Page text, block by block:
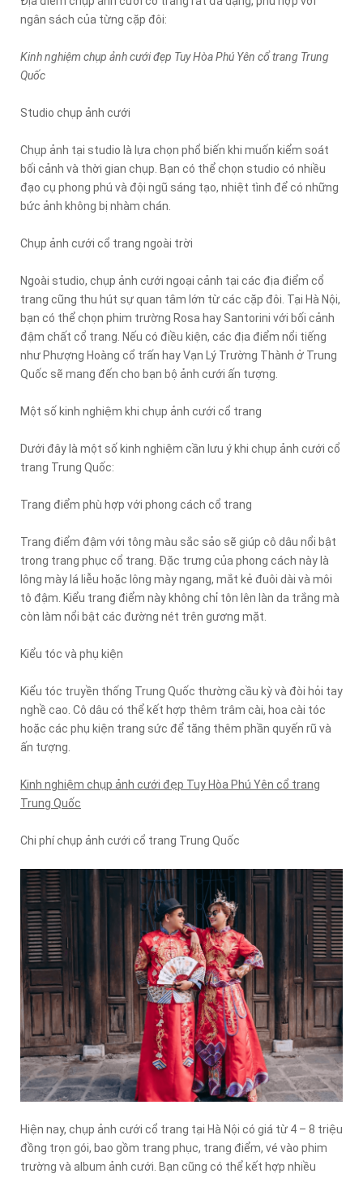
ngân sách của từng cặp đôi:
Kinh nghiệm chụp ảnh cưới đẹp Tuy Hòa Phú Yên cổ trang Trung
Quốc
Studio chụp ảnh cưới
Chụp ảnh tại studio là lựa chọn phổ biến khi muốn kiểm soát
bối cảnh và thời gian chụp. Bạn có thể chọn studio có nhiều
đạo cụ phong phú và đội ngũ sáng tạo, nhiệt tình để có những
bức ảnh không bị nhàm chán.
Chụp ảnh cưới cổ trang ngoài trời
Ngoài studio, chụp ảnh cưới ngoại cảnh tại các địa điểm cổ
trang cũng thu hút sự quan tâm lớn từ các cặp đôi. Tại Hà Nội,
bạn có thể chọn phim trường Rosa hay Santorini với bối cảnh
đậm chất cổ trang. Nếu có điều kiện, các địa điểm nổi tiếng
như Phượng Hoàng cổ trấn hay Vạn Lý Trường Thành ở Trung
Quốc sẽ mang đến cho bạn bộ ảnh cưới ấn tượng.
Một số kinh nghiệm khi chụp ảnh cưới cổ trang
Dưới đây là một số kinh nghiệm cần lưu ý khi chụp ảnh cưới cổ
trang Trung Quốc:
Trang điểm phù hợp với phong cách cổ trang
Trang điểm đậm với tông màu sắc sảo sẽ giúp cô dâu nổi bật
trong trang phục cổ trang. Đặc trưng của phong cách này là
lông mày lá liễu hoặc lông mày ngang, mắt kẻ đuôi dài và môi
tô đậm. Kiểu trang điểm này không chỉ tôn lên làn da trắng mà
còn làm nổi bật các đường nét trên gương mặt.
Kiểu tóc và phụ kiện
Kiểu tóc truyền thống Trung Quốc thường cầu kỳ và đòi hỏi tay
nghề cao. Cô dâu có thể kết hợp thêm trâm cài, hoa cài tóc
hoặc các phụ kiện trang sức để tăng thêm phần quyến rũ và
ấn tượng.
Kinh nghiệm chụp ảnh cưới đẹp Tuy Hòa Phú Yên cổ trang
Trung Quốc
Chi phí chụp ảnh cưới cổ trang Trung Quốc
Hiện nay, chụp ảnh cưới cổ trang tại Hà Nội có giá từ 4 – 8 triệu
đồng trọn gói, bao gồm trang phục, trang điểm, vé vào phim
trường và album ảnh cưới. Bạn cũng có thể kết hợp nhiều